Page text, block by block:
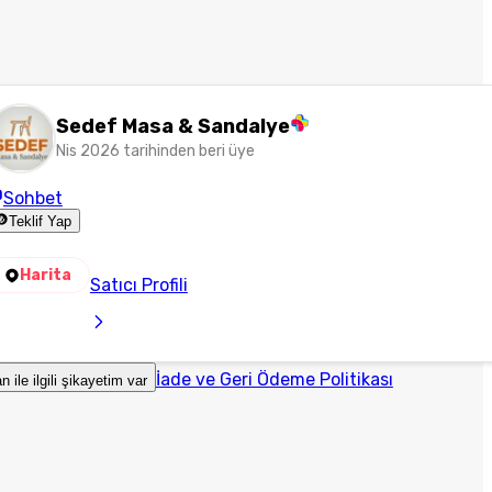
Sedef Masa & Sandalye
Nis 2026 tarihinden beri üye
Sohbet
Teklif Yap
Harita Satıcı Profili
ile ilgili şikayetim var İade ve Geri Ödeme Politikası